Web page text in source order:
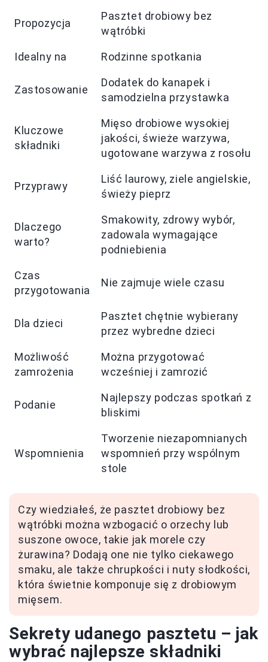
Propozycja
Pasztet drobiowy bez
wątróbki
Idealny na Rodzinne spotkania
Zastosowanie
Dodatek do kanapek i
samodzielna przystawka
Kluczowe
składniki
Mięso drobiowe wysokiej
jakości, świeże warzywa,
ugotowane warzywa z rosołu
Przyprawy
Liść laurowy, ziele angielskie,
świeży pieprz
Dlaczego
warto?
Smakowity, zdrowy wybór,
zadowala wymagające
podniebienia
Czas
przygotowania
Nie zajmuje wiele czasu
Dla dzieci
Pasztet chętnie wybierany
przez wybredne dzieci
Możliwość
zamrożenia
Można przygotować
wcześniej i zamrozić
Podanie
Najlepszy podczas spotkań z
bliskimi
Wspomnienia
Tworzenie niezapomnianych
wspomnień przy wspólnym
stole
Czy wiedziałeś, że pasztet drobiowy bez
wątróbki można wzbogacić o orzechy lub
suszone owoce, takie jak morele czy
żurawina? Dodają one nie tylko ciekawego
smaku, ale także chrupkości i nuty słodkości,
która świetnie komponuje się z drobiowym
mięsem.
Sekrety udanego pasztetu – jak
wybrać najlepsze składniki